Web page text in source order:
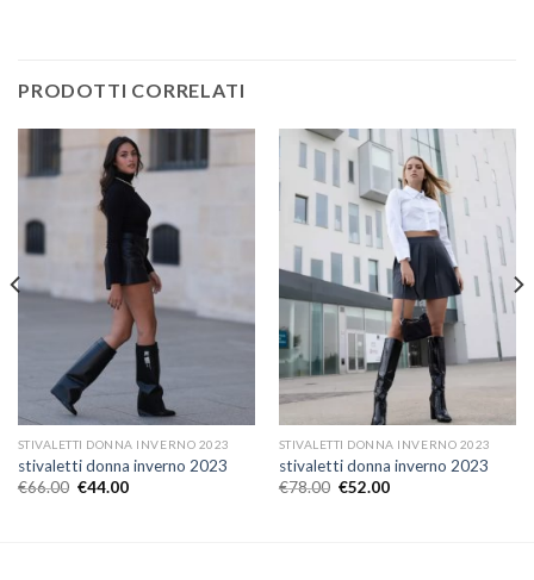
PRODOTTI CORRELATI
STIVALETTI DONNA INVERNO 2023
stivaletti donna inverno 2023
€66.00 €44.00
STIVALETTI DONNA INVERNO 2023
stivaletti donna inverno 2023
€78.00 €52.00